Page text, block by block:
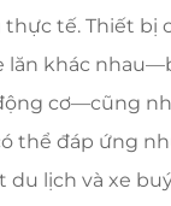
tế. Thiết bị
khác
cơ—cũng
thể đáp ứng
du lịch và xe